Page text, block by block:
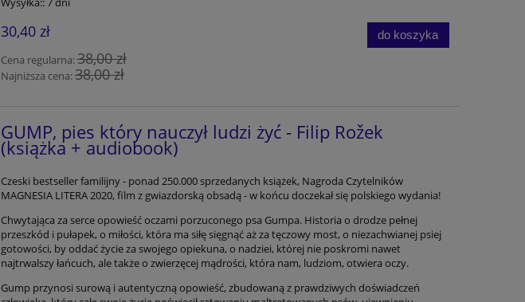
30,40 zł
Cena regularna:38,00 zł
Najniższa cena:38,00 zł
do koszyka
GUMP, pies który nauczył ludzi żyć - Filip Rožek
(książka + audiobook)
Czeski bestseller familijny - ponad 250.000 sprzedanych książek, Nagroda Czytelników
MAGNESIA LITERA 2020, film z gwiazdorską obsadą - w końcu doczekał się polskiego wydania!
Chwytająca za serceopowieść oczami porzuconego psa Gumpa. Historia o drodze pełnej
przeszkód i pułapek, o miłości, która ma siłę sięgnąć aż za tęczowy most, o niezachwianej psiej
gotowości, by oddać życie za swojego opiekuna, o nadziei, której nie poskromi nawet
najtrwalszy łańcuch, ale także o zwierzęcej mądrości, która nam, ludziom, otwiera oczy.
Gump przynosi surową i autentyczną opowieść, zbudowaną z prawdziwych doświadczeń